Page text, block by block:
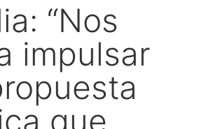
“Nos
impulsar
que